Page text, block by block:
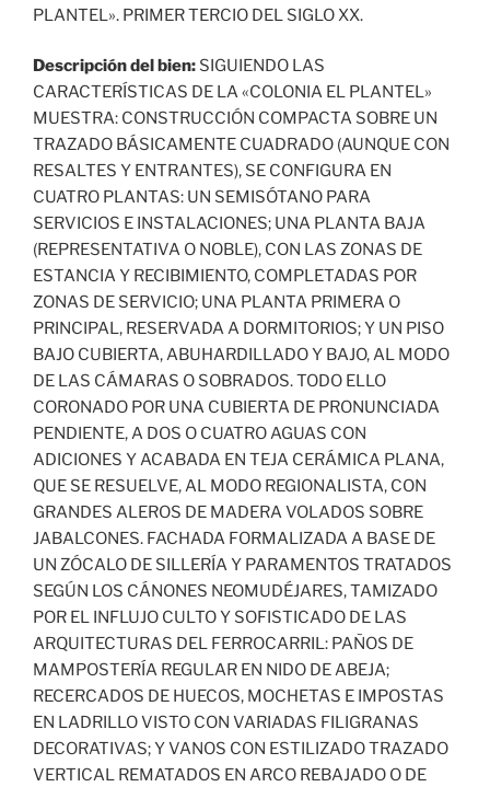
PLANTEL». PRIMER TERCIO DEL SIGLO XX.
Descripción del bien: SIGUIENDO LAS
CARACTERÍSTICAS DE LA «COLONIA EL PLANTEL»
MUESTRA: CONSTRUCCIÓN COMPACTA SOBRE UN
TRAZADO BÁSICAMENTE CUADRADO (AUNQUE CON
RESALTES Y ENTRANTES), SE CONFIGURA EN
CUATRO PLANTAS: UN SEMISÓTANO PARA
SERVICIOS E INSTALACIONES; UNA PLANTA BAJA
(REPRESENTATIVA O NOBLE), CON LAS ZONAS DE
ESTANCIA Y RECIBIMIENTO, COMPLETADAS POR
ZONAS DE SERVICIO; UNA PLANTA PRIMERA O
PRINCIPAL, RESERVADA A DORMITORIOS; Y UN PISO
BAJO CUBIERTA, ABUHARDILLADO Y BAJO, AL MODO
DE LAS CÁMARAS O SOBRADOS. TODO ELLO
CORONADO POR UNA CUBIERTA DE PRONUNCIADA
PENDIENTE, A DOS O CUATRO AGUAS CON
ADICIONES Y ACABADA EN TEJA CERÁMICA PLANA,
QUE SE RESUELVE, AL MODO REGIONALISTA, CON
GRANDES ALEROS DE MADERA VOLADOS SOBRE
JABALCONES. FACHADA FORMALIZADA A BASE DE
UN ZÓCALO DE SILLERÍA Y PARAMENTOS TRATADOS
SEGÚN LOS CÁNONES NEOMUDÉJARES, TAMIZADO
POR EL INFLUJO CULTO Y SOFISTICADO DE LAS
ARQUITECTURAS DEL FERROCARRIL: PAÑOS DE
MAMPOSTERÍA REGULAR EN NIDO DE ABEJA;
RECERCADOS DE HUECOS, MOCHETAS E IMPOSTAS
EN LADRILLO VISTO CON VARIADAS FILIGRANAS
DECORATIVAS; Y VANOS CON ESTILIZADO TRAZADO
VERTICAL REMATADOS EN ARCO REBAJADO O DE